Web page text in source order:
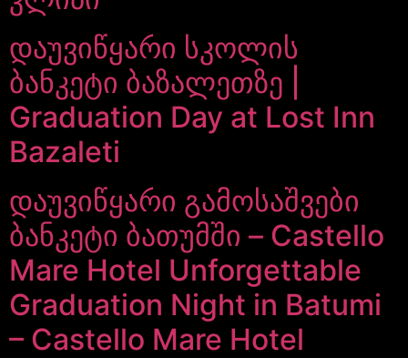
დაუვიწყარი სკოლის
ბანკეტი ბაზალეთზე |
Graduation Day at Lost Inn
Bazaleti
დაუვიწყარი გამოსაშვები
ბანკეტი ბათუმში – Castello
Mare Hotel Unforgettable
Graduation Night in Batumi
– Castello Mare Hotel